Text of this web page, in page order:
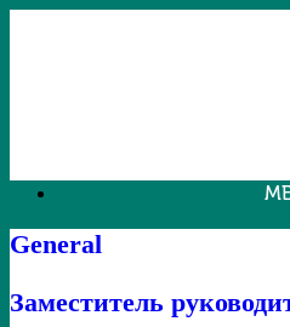
General
Заместитель